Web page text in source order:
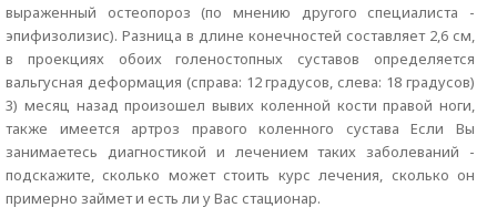
выраженный остеопороз (по мнению другого специалиста -
эпифизолизис). Разница в длине конечностей составляет 2,6 см,
в проекциях обоих голеностопных суставов определяется
вальгусная деформация (справа: 12 градусов, слева: 18 градусов)
3) месяц назад произошел вывих коленной кости правой ноги,
также имеется артроз правого коленного сустава Если Вы
занимаетесь диагностикой и лечением таких заболеваний -
подскажите, сколько может стоить курс лечения, сколько он
примерно займет и есть ли у Вас стационар.